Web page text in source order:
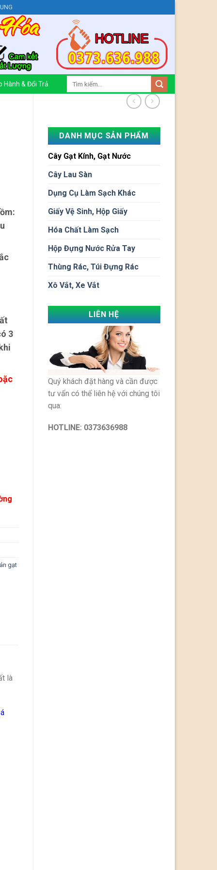
Hành & Đổi Trả
DANH MỤC SẢN PHẨM
Cây Gạt Kính, Gạt Nước
Cây Lau Sàn
Dụng Cụ Làm Sạch Khác
Giấy Vệ Sinh, Hộp Giấy
Hóa Chất Làm Sạch
Hộp Đựng Nước Rửa Tay
Thùng Rác, Túi Đựng Rác
Xô Vắt, Xe Vắt
LIÊN HỆ
Quý khách đặt hàng và cần được
tư vấn có thể liên hệ với chúng tôi
qua:
HOTLINE: 0373636988
3
gạt
là